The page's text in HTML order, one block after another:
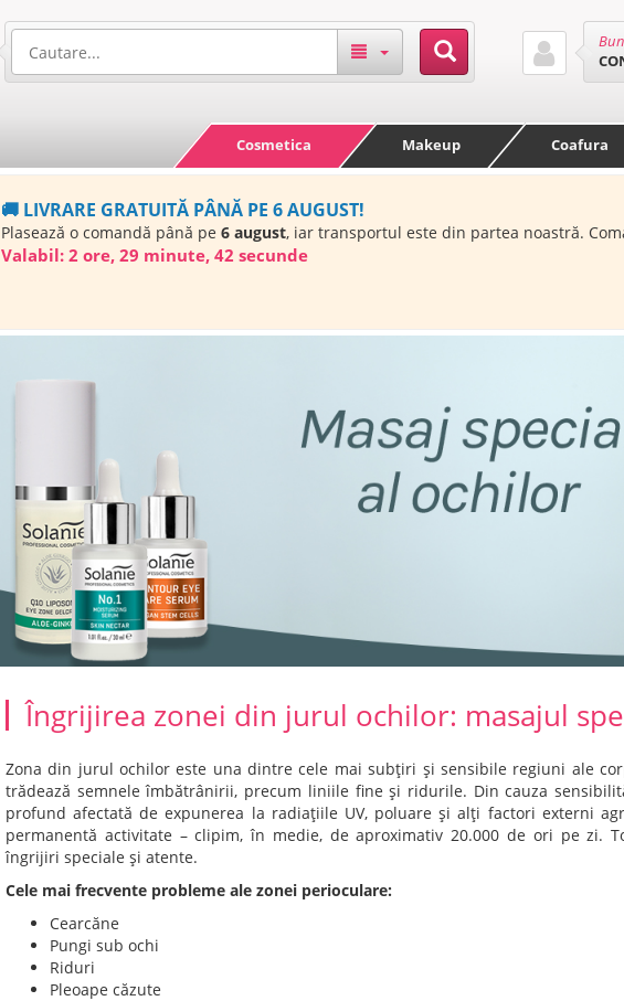
Cosmetica Makeup Coafura
🚚 LIVRARE GRATUITĂ PÂNĂ PE 6 AUGUST!
Plasează o comandă până pe 6 august, iar transportul este din partea noastră.
Valabil: 2 ore, 29 minute, 41 secunde
Îngrijirea zonei din jurul ochilor: masajul
Zona din jurul ochilor este una dintre cele mai subțiri și sensibile regiuni ale
trădează semnele îmbătrânirii, precum liniile fine și ridurile. Din cauza
profund afectată de expunerea la radiațiile UV, poluare și alți factori externi
permanentă activitate – clipim, în medie, de aproximativ 20.000 de ori pe zi.
îngrijiri speciale și atente.
Cele mai frecvente probleme ale zonei perioculare:
Cearcăne
Pungi sub ochi
Riduri
Pleoape căzute